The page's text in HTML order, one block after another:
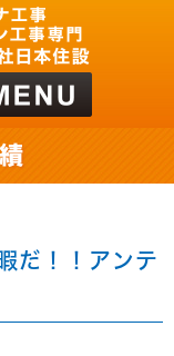
だ！！アンテ